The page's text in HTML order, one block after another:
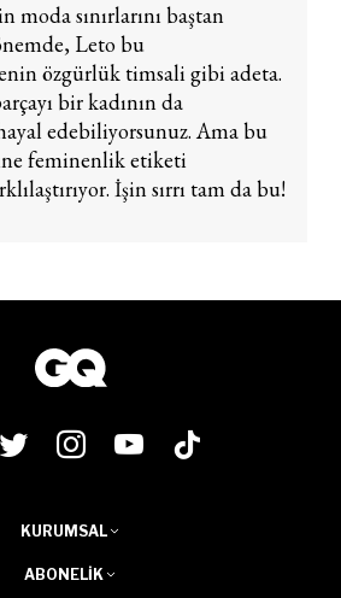
moda sınırlarını baştan
Leto bu
özgürlük timsali gibi adeta.
bir kadının da
edebiliyorsunuz. Ama bu
feminenlik etiketi
İşin sırrı tam da bu!
KURUMSAL
ABONELIK